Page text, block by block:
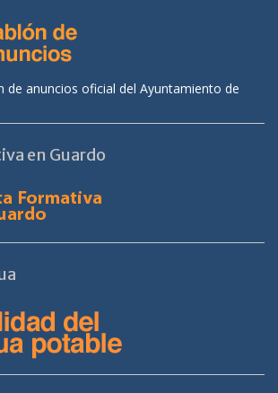
de anuncios oficial del Ayuntamiento de
en Guardo